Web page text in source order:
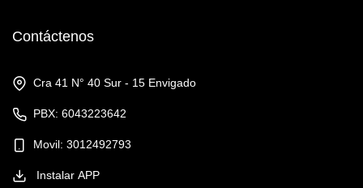
Contáctenos
Cra 41 N° 40 Sur - 15 Envigado
PBX: 6043223642
Movil: 3012492793
Instalar APP